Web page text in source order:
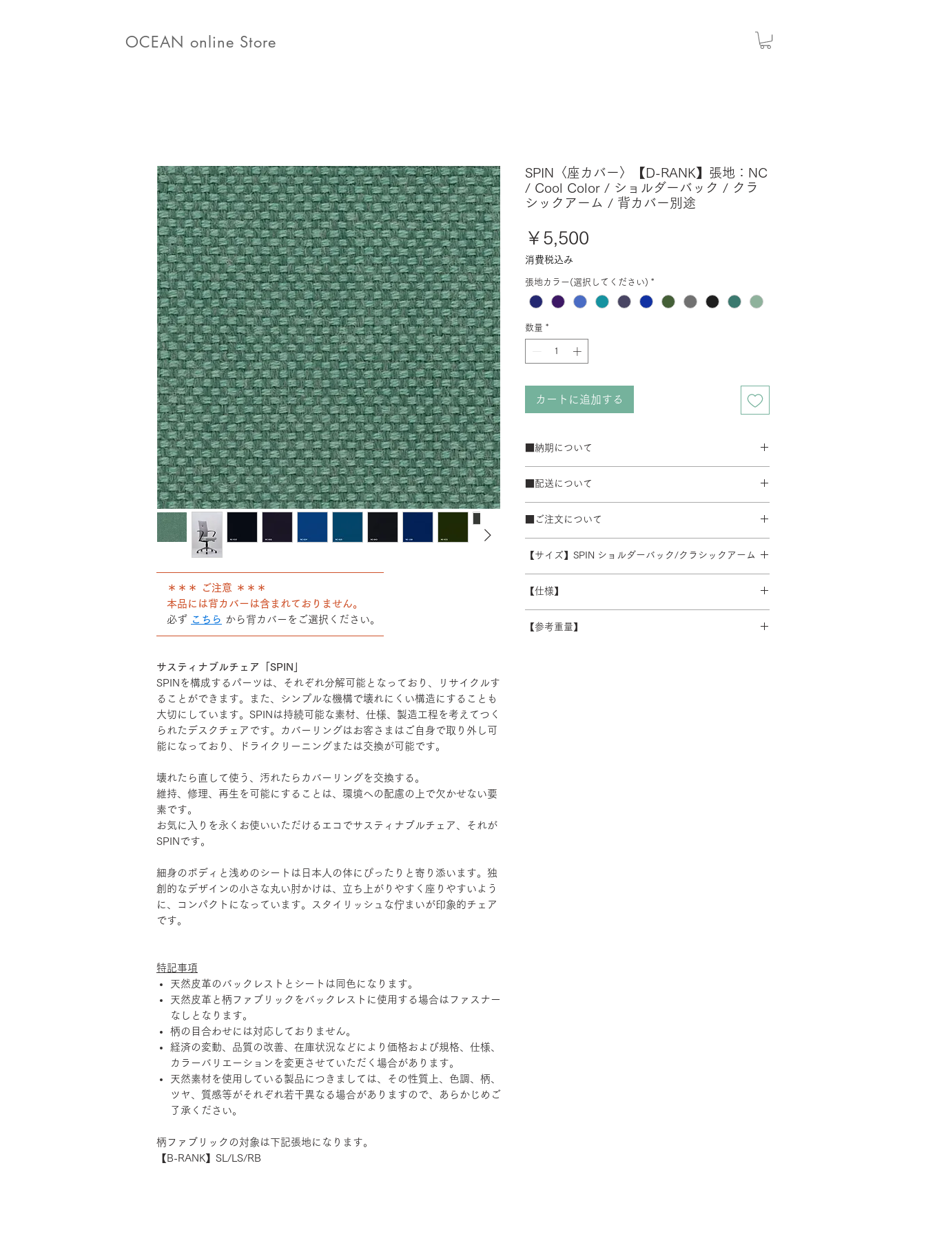
OCEAN online Store
――――――――――――――――――――――
＊＊＊ ご注意 ＊＊＊
本品には背カバーは含まれておりません。
必ず こちら から背カバーをご選択ください。
――――――――――――――――――――――
サスティナブルチェア「SPIN」
SPINを構成するパーツは、それぞれ分解可能となっており、リサイクルす
ることができます。また、シンプルな機構で壊れにくい構造にすることも
大切にしています。SPINは持続可能な素材、仕様、製造工程を考えてつく
られたデスクチェアです。カバーリングはお客さまはご自身で取り外し可
能になっており、ドライクリーニングまたは交換が可能です。
壊れたら直して使う、汚れたらカバーリングを交換する。
維持、修理、再生を可能にすることは、環境への配慮の上で欠かせない要
素です。
お気に入りを永くお使いいただけるエコでサスティナブルチェア、それが
SPINです。
細身のボディと浅めのシートは日本人の体にぴったりと寄り添います。独
創的なデザインの小さな丸い肘かけは、立ち上がりやすく座りやすいよう
に、コンパクトになっています。スタイリッシュな佇まいが印象的チェア
です。
特記事項
天然皮革のバックレストとシートは同色になります。
天然皮革と柄ファブリックをバックレストに使用する場合はファスナー
なしとなります。
柄の目合わせには対応しておりません。
経済の変動、品質の改善、在庫状況などにより価格および規格、仕様、
カラーバリエーションを変更させていただく場合があります。
天然素材を使用している製品につきましては、その性質上、色調、柄、
ツヤ、質感等がそれぞれ若干異なる場合がありますので、あらかじめご
了承ください。
柄ファブリックの対象は下記張地になります。
【B-RANK】SL/LS/RB
SPIN〈座カバー〉【D-RANK】張地：NC
/ Cool Color / ショルダーバック / クラ
シックアーム / 背カバー別途
￥5,500
消費税込み
張地カラー(選択してください) *
数量 *
カートに追加する
■納期について
ブラック粉体塗装ベース 3週間程度
50台以上の場合は要相談となります。在庫の有無によっ
て納期が変動することがあります。
■配送について
配送エリアによって料金が異なります。
※数量によって配送方法・配送料を変更することがあり
ます。 離島・一部地域等への配送は、送料のお見積りが
受注生産の為、配送日時については別途ご連絡いたしま
す。詳細なお時間帯のご指定や日曜・祝日の配送指定が
できない場合がございます。あらかじめご了承くださ
■ご注文について
ズ等)、キャンセルはお受けできませんので、ご注意くだ
さい。
【サイズ】SPIN ショルダーバック/クラシックアーム
【仕様】
シート：PP・モールドウレタン
【参考重量】